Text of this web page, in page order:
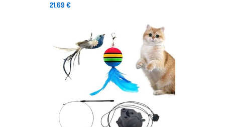
21,69 €